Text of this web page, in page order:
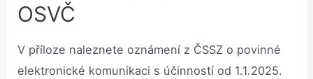
OSVČ
V příloze naleznete oznámení z ČSSZ o povinné
elektronické komunikaci s účinností od 1.1.2025.